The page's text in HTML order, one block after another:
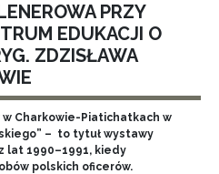
PRZY
EDUKACJI O
ZDZISŁAWA
Charkowie-Piatichatkach w
– to tytuł wystawy
lat 1990–1991, kiedy
polskich oficerów.